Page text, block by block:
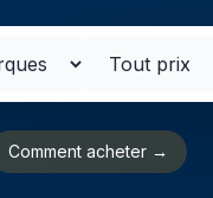
Comment acheter →